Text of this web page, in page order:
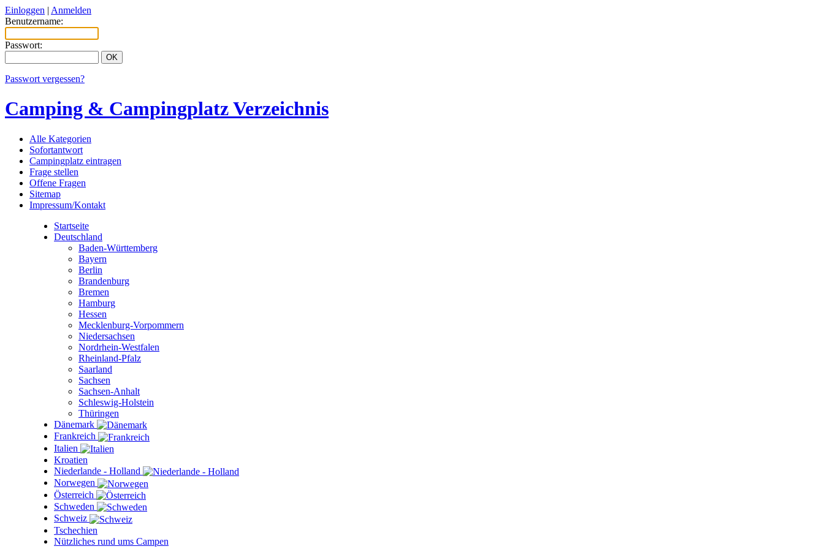
Einloggen | Anmelden
Benutzername:
Passwort:
Passwort vergessen?
Camping & Campingplatz Verzeichnis
Alle Kategorien
Sofortantwort
Campingplatz eintragen
Frage stellen
Offene Fragen
Sitemap
Impressum/Kontakt
Startseite
Deutschland
Baden-Württemberg
Bayern
Berlin
Brandenburg
Bremen
Hamburg
Hessen
Mecklenburg-Vorpommern
Niedersachsen
Nordrhein-Westfalen
Rheinland-Pfalz
Saarland
Sachsen
Sachsen-Anhalt
Schleswig-Holstein
Thüringen
Dänemark
Frankreich
Italien
Kroatien
Niederlande - Holland
Norwegen
Österreich
Schweden
Schweiz
Tschechien
Nützliches rund ums Campen